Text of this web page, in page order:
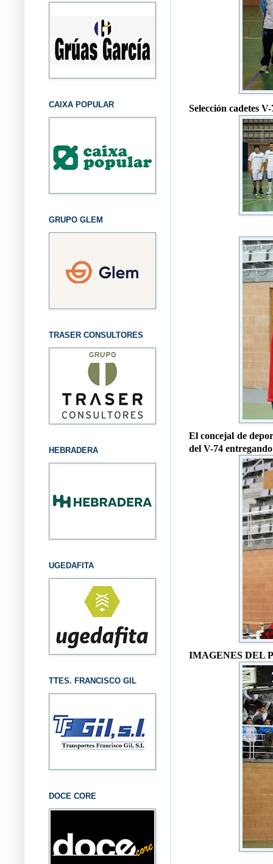
Selección cadetes
El concejal de
del V-74
IMAGENES DEL
CAIXA POPULAR
GRUPO GLEM
TRASER CONSULTORES
HEBRADERA
UGEDAFITA
TTES. FRANCISCO GIL
DOCE CORE